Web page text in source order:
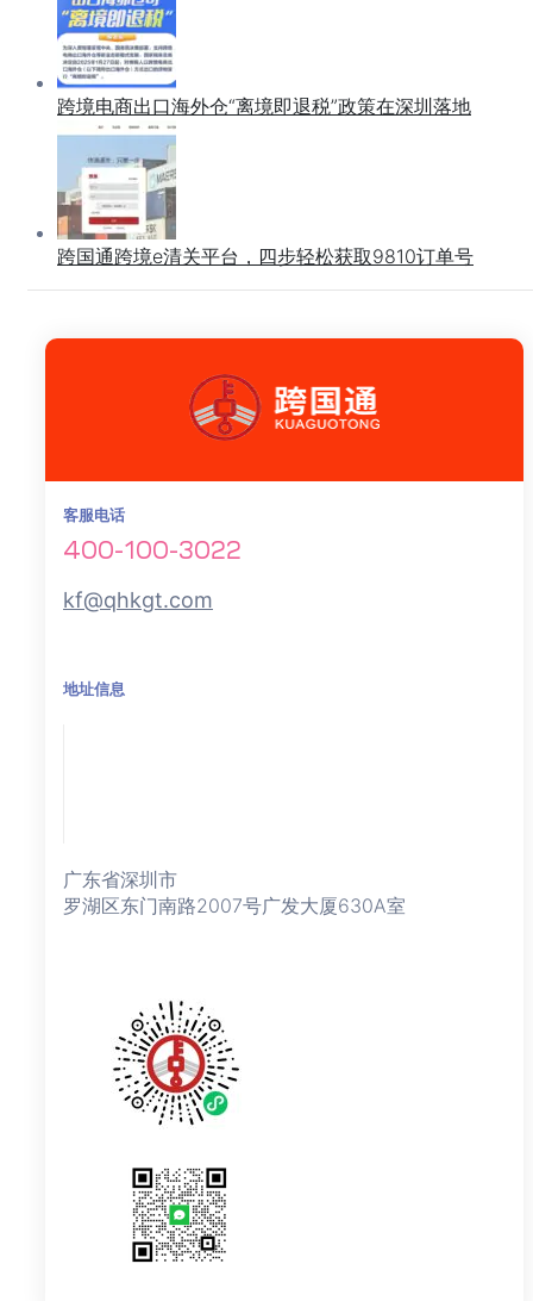
跨境电商出口海外仓“离境即退税”政策在深圳落地
跨国通跨境e清关平台，四步轻松获取9810订单号
客服电话
400-100-3022
kf@qhkgt.com
地址信息
广东省深圳市
罗湖区东门南路2007号广发大厦630A室